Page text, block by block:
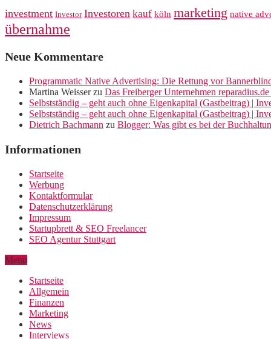
investment Investor Investoren kauf köln marketing native
übernahme
Neue Kommentare
Programmatic Native Advertising: Die Rettung vor
Martina Weisserzu Das Freiberger Unternehmen
Selbstständig – geht auch ohne Eigenkapital (Gastbeitrag) |
Selbstständig – geht auch ohne Eigenkapital (Gastbeitrag) |
Dietrich Bachmann zu Blogger: Was gibt es bei der
Informationen
Startseite
Werbung
Kontaktformular
Datenschutzerklärung
Impressum
Startupbrett & SEO Freelancer
SEO Agentur Stuttgart
Menu
Startseite
Allgemein
Finanzen
Marketing
News
Interviews